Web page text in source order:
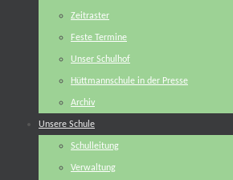
Zeitraster
Feste Termine
Unser Schulhof
Hüttmannschule in der Presse
Archiv
Unsere Schule
Schulleitung
Verwaltung